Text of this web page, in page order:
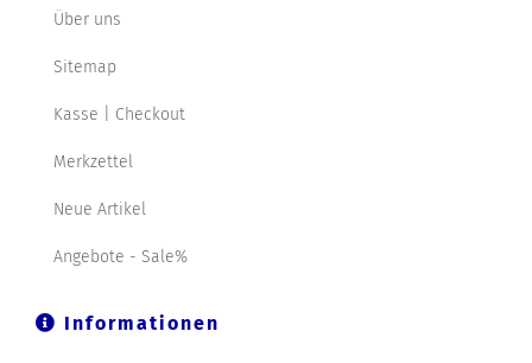
Über uns
Sitemap
Kasse | Checkout
Merkzettel
Neue Artikel
Angebote - Sale%
Informationen